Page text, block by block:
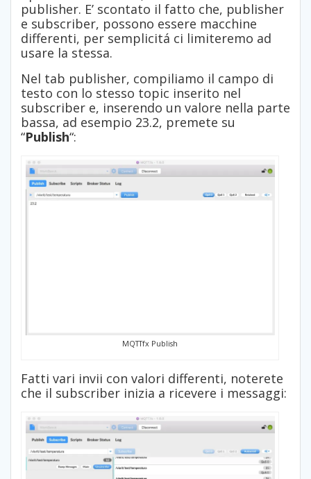
publisher. E’ scontato il fatto che, publisher
e subscriber, possono essere macchine
differenti, per semplicitá ci limiteremo ad
usare la stessa.
Nel tab publisher, compiliamo il campo di
testo con lo stesso topic inserito nel
subscriber e, inserendo un valore nella parte
bassa, ad esempio 23.2, premete su
“Publish“:
MQTTfx Publish
Fatti vari invii con valori differenti, noterete
che il subscriber inizia a ricevere i messaggi: